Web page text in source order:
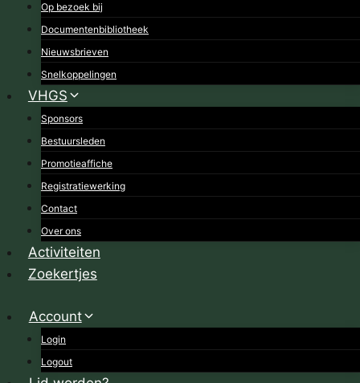
Op bezoek bij
Documentenbibliotheek
Nieuwsbrieven
Snelkoppelingen
VHGS
Sponsors
Bestuursleden
Promotieaffiche
Registratiewerking
Contact
Over ons
Activiteiten
Zoekertjes
Account
Login
Logout